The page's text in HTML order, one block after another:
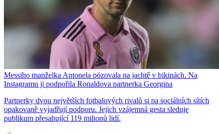
Messiho manželka Antonela pózovala na jachtě v bikinách. Na
Instagramu ji podpořila Ronaldova partnerka Georgina
Partnerky dvou největších fotbalových rivalů si na sociálních sítích
opakovaně vyjadřují podporu. Jejich vzájemná gesta sleduje
publikum přesahující 119 milionů lidí.